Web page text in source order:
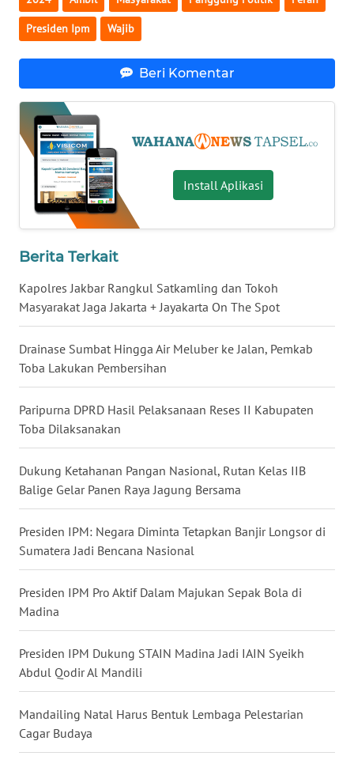
Presiden Ipm Wajib
Beri Komentar
Install Aplikasi
Berita Terkait
Kapolres Jakbar Rangkul Satkamling dan Tokoh
Masyarakat Jaga Jakarta + Jayakarta On The Spot
Drainase Sumbat Hingga Air Meluber ke Jalan, Pemkab
Toba Lakukan Pembersihan
Paripurna DPRD Hasil Pelaksanaan Reses II Kabupaten
Toba Dilaksanakan
Dukung Ketahanan Pangan Nasional, Rutan Kelas IIB
Balige Gelar Panen Raya Jagung Bersama
Presiden IPM: Negara Diminta Tetapkan Banjir Longsor di
Sumatera Jadi Bencana Nasional
Presiden IPM Pro Aktif Dalam Majukan Sepak Bola di
Madina
Presiden IPM Dukung STAIN Madina Jadi IAIN Syeikh
Abdul Qodir Al Mandili
Mandailing Natal Harus Bentuk Lembaga Pelestarian
Cagar Budaya
WN
KALSEL
WN
KALTIM
WN
SULSEL
GORONTALO
WN
SULUT
WN
MALUKU
WN
TOBA
NIAS
WN
LANGKAT
WN